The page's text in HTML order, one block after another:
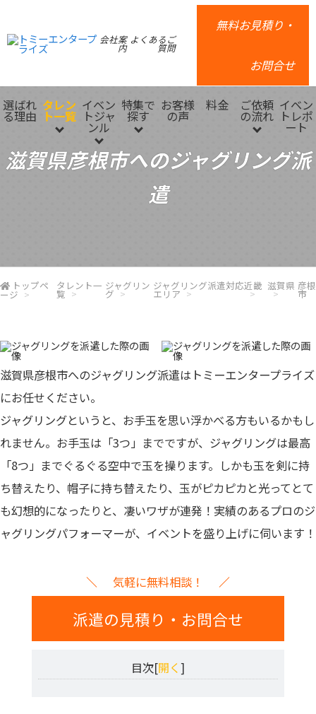
会社案
内
よくあるご
質問
無料お見積り・
お問合せ
選ばれ
る理由
タレン
ト一覧
イベン
トジャ
ンル
特集で
探す
お客様
の声
料金 ご依頼
の流れ
イベン
トレポ
ート
滋賀県彦根市へのジャグリング派
遣
トップペ
ージ
タレント一
覧
ジャグリン
グ
ジャグリング派遣対応
エリア
近畿 滋賀県 彦根
市
滋賀県彦根市へのジャグリング派遣はトミーエンタープライズ
にお任せください。
ジャグリングというと、お手玉を思い浮かべる方もいるかもし
れません。お手玉は「3つ」までですが、ジャグリングは最高
「8つ」までぐるぐる空中で玉を操ります。しかも玉を剣に持
ち替えたり、帽子に持ち替えたり、玉がピカピカと光ってとて
も幻想的になったりと、凄いワザが連発！ 実績のあるプロのジ
ャグリングパフォーマーが、イベントを盛り上げに伺います！
気軽に無料相談！
派遣の見積り・お問合せ
目次[開く ]